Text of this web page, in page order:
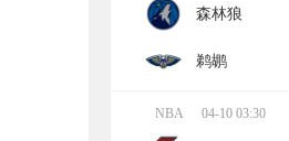
森林狼
鹈鹕
NBA 04-10 03:30